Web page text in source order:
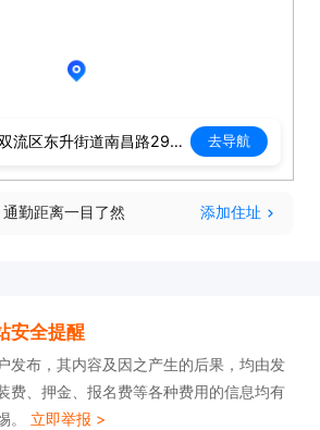
四川省成都市双流区东升街道南昌路29号(双流区卫生执法监督大队南) 去导航
勤距离一目了然 添加住址
安全提醒
发布，其内容及因之产生的后果，均由发
费、押金、报名费等各种费用的信息均有
。 立即举报 >